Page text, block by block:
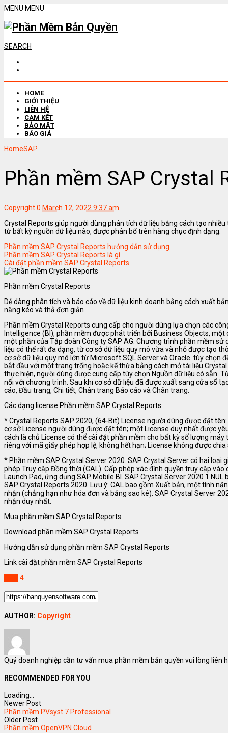
MENU MENU
SEARCH
HOME
GIỚI THIỆU
LIÊN HỆ
CAM KẾT
BẢO MẬT
BÁO GIÁ
HomeSAP
Phần mềm SAP Crystal
Copyright0 March 12, 2022 9:37 am
Crystal Reports giúp người dùng phân tích dữ liệu bằng cách tạo
từ bất kỳ nguồn dữ liệu nào, được phân bổ trên hàng chục định dạng.
Phần mềm SAP Crystal Reports hướng dẫn sử dụng
Phần mềm SAP Crystal Reports là gì
Cài đặt phần mềm SAP Crystal Reports
Phần mềm Crystal Reports
Dễ dàng phân tích và báo cáo về dữ liệu kinh doanh bằng cách xuất
năng kéo và thả đơn giản
Phần mềm Crystal Reports cung cấp cho người dùng lựa chọn các
Intelligence (BI), phần mềm được phát triển bởi Business Objects,
một phần của Tập đoàn Công ty SAP AG. Chương trình phần mềm
liệu có thể rất đa dạng, từ cơ sở dữ liệu quy mô vừa và nhỏ được tạo
cơ sở dữ liệu quy mô lớn từ Microsoft SQL Server và Oracle. tùy
bắt đầu với một trang trống hoặc kế thừa bằng cách mở tài liệu
thực hiện, người dùng được cung cấp tùy chọn Nguồn dữ liệu có sẵn.
nối với chương trình. Sau khi cơ sở dữ liệu đã được xuất sang cửa sổ
cáo, Đầu trang, Chi tiết, Chân trang Báo cáo và Chân trang.
Các dạng license Phần mềm SAP Crystal Reports
* Crystal Reports SAP 2020, (64-Bit) License người dùng được đặt
cơ sở License người dùng được đặt tên; một License duy nhất được
cách là chủ License có thể cài đặt phần mềm cho bất kỳ số lượng
riêng với mã giấy phép hợp lệ, không hết hạn; License không được
* Phần mềm SAP Crystal Server 2020. SAP Crystal Server có hai loại
phép Truy cập Đồng thời (CAL). Cấp phép xác định quyền truy cập vào
Launch Pad, ứng dụng SAP Mobile BI. SAP Crystal Server 2020 1
SAP Crystal Reports 2020. Lưu ý: CAL bao gồm Xuất bản, một tính
nhận (chẳng hạn như hóa đơn và bảng sao kê). SAP Crystal Server
nhận duy nhất.
Mua phần mềm SAP Crystal Reports
Download phần mềm SAP Crystal Reports
Hướng dẫn sử dụng phần mềm SAP Crystal Reports
Link cài đặt phần mềm SAP Crystal Reports
4
AUTHOR: Copyright
Quý doanh nghiệp cần tư vấn mua phần mềm bản quyền vui lòng liên
RECOMMENDED FOR YOU
Loading...
Newer Post
Phần mềm PVsyst 7 Professional
Older Post
Phần mềm OpenVPN Cloud